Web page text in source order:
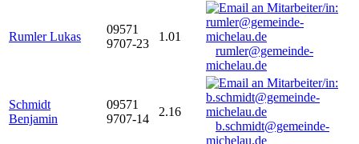
Rumler Lukas
09571
9707-23
1.01
rumler@gemeinde-
michelau.de
Schmidt
Benjamin
09571
9707-14
2.16
b.schmidt@gemeinde-
michelau.de